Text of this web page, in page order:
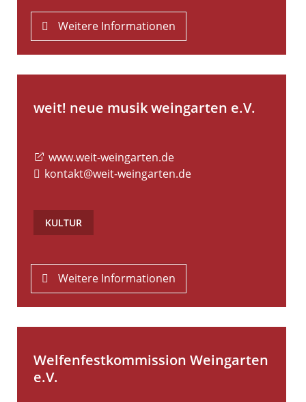
Weitere Informationen
weit! neue musik weingarten e.V.
www.weit-weingarten.de
kontakt@weit-weingarten.de
KULTUR
Weitere Informationen
Welfenfestkommission Weingarten
e.V.